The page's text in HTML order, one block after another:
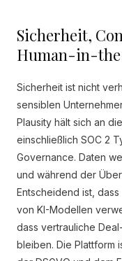
Sicherheit,
Human-in-
Sicherheit ist nicht
sensiblen
Plausity hält sich an
einschließlich SOC 2
Governance. Daten
und während der
Entscheidend ist,
von KI-Modellen
dass vertrauliche
bleiben. Die Plattform